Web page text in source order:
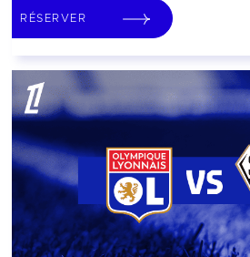
RÉSERVER